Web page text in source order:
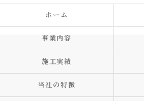
ホーム
事業内容
施工実績
当社の特徴